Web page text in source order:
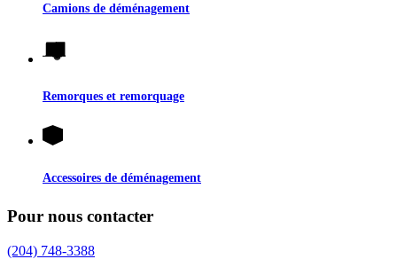
Camions de déménagement
Remorques et remorquage
Accessoires de déménagement
Pour nous contacter
(204) 748-3388